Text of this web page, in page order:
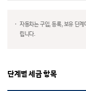
자동차는 구입, 등록, 보유 단
립니다.
단계별 세금 항목